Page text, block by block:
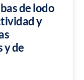
de lodo
y
y de